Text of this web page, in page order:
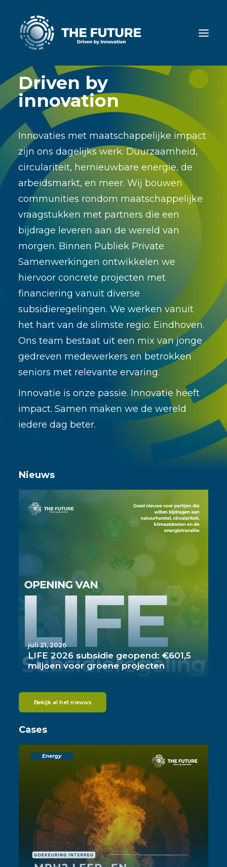
Home
Cases
Nieuws
Ons team
Werken bij
Contact
ENGLISH
Driven by
innovation
Innovaties met maatschappelijke impact
zijn ons dagelijks werk. Duurzaamheid,
circulariteit, hernieuwbare energie, de
arbeidsmarkt, en meer. Wij bouwen
communities rondom maatschappelijke
vraagstukken met partners die een
bijdrage leveren aan de wereld van
morgen. Binnen Publiek Private
Samenwerkingen ontwikkelen we
hiervoor concrete projecten met
financiering vanuit diverse
subsidieregelingen. We werken vanuit
het hart van de slimste regio: Eindhoven.
Ons team bestaat uit een mix van jonge
gedreven medewerkers en betrokken
seniors met relevante ervaring.
Innovatie is onze passie. Innovatie heeft
impact. Samen maken we de wereld
iedere dag beter.
Nieuws
juli 21, 2026
LIFE 2026 subsidie geopend: €601,5
miljoen voor groene projecten
Bekijk al het nieuws
Cases